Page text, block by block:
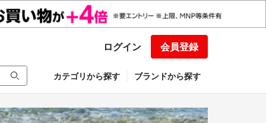
ログイン 会員登録
カテゴリから探す ブランドから探す